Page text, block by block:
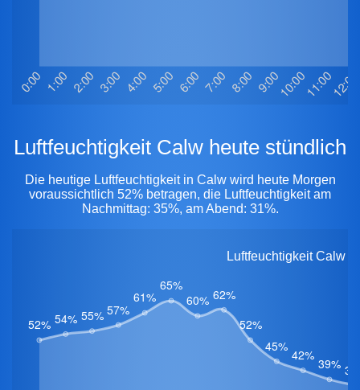
Luftfeuchtigkeit Calw heute stündlich
Die heutige Luftfeuchtigkeit in Calw wird heute Morgen
voraussichtlich 52% betragen, die Luftfeuchtigkeit am
Nachmittag: 35%, am Abend: 31%.
Luftfeuchtigkeit Calw